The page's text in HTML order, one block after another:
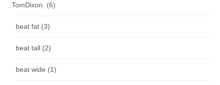
.TomDixon. (6)
beat fat (3)
beat tall (2)
beat wide (1)